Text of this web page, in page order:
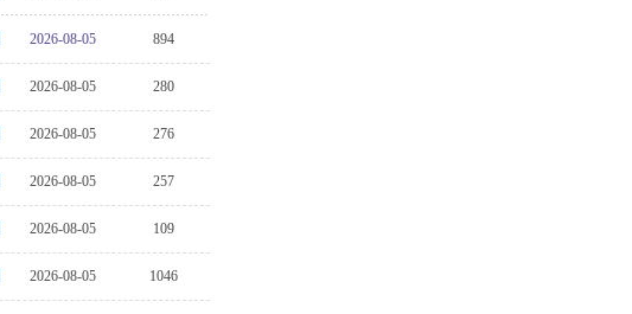
2026-08-05 894
2026-08-05 280
2026-08-05 276
2026-08-05 257
2026-08-05 109
2026-08-05 1046